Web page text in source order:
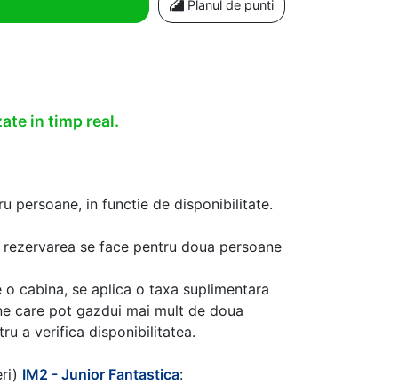
Planul de punti
in timp real.
persoane, in functie de disponibilitate.
se face pentru doua persoane
cabina, se aplica o taxa suplimentara
care pot gazdui mai mult de doua
a verifica disponibilitatea.
IM2 - Junior Fantastica: